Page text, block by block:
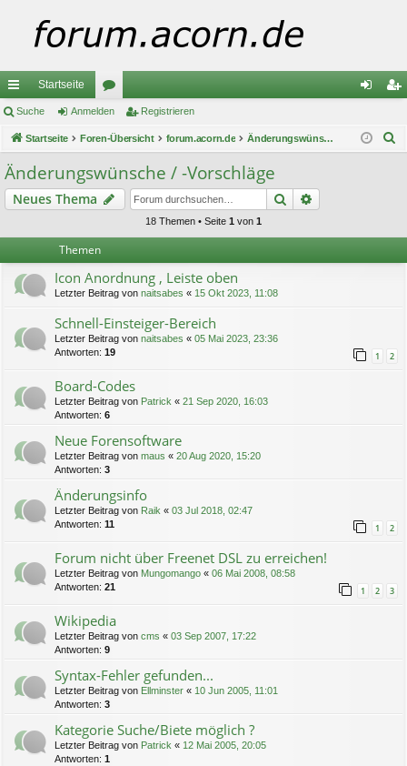
ch
ne
llz
ug
Startseite
or
en m ist
Suche Anmelden Registrieren
Startseite Foren-Übersicht forum.acorn.de Änderungswünsche / -Vorschläge
Änderungswünsche / -Vorschläge
Neues Thema Suche
18 Themen • Seite 1 von 1
Themen
Icon Anordnung , Leiste oben
Letzter Beitrag von naitsabes « 15 Okt 2023, 11:08
Schnell-Einsteiger-Bereich
Letzter Beitrag von naitsabes « 05 Mai 2023, 23:36
Antworten: 19 1 2
Board-Codes
Letzter Beitrag von Patrick « 21 Sep 2020, 16:03
Antworten: 6
Neue Forensoftware
Letzter Beitrag von maus « 20 Aug 2020, 15:20
Antworten: 3
Änderungsinfo
Letzter Beitrag von Raik « 03 Jul 2018, 02:47
Antworten: 11 1 2
Forum nicht über Freenet DSL zu erreichen!
Letzter Beitrag von Mungomango « 06 Mai 2008, 08:58
Antworten: 21 1 2 3
Wikipedia
Letzter Beitrag von cms « 03 Sep 2007, 17:22
Antworten: 9
Syntax-Fehler gefunden...
Letzter Beitrag von Ellminster « 10 Jun 2005, 11:01
Antworten: 3
Kategorie Suche/Biete möglich ?
Letzter Beitrag von Patrick « 12 Mai 2005, 20:05
Antworten: 1